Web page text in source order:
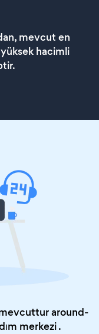
mevcut en
hacimli
around-
merkezi.